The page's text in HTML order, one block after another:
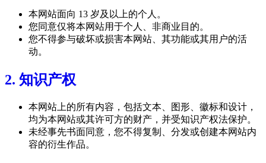
本网站面向 13 岁及以上的个人。
您同意仅将本网站用于个人、非商业目的。
您不得参与破坏或损害本网站、其功能或其用户的活
动。
2. 知识产权
本网站上的所有内容，包括文本、图形、徽标和设计，
均为本网站或其许可方的财产，并受知识产权法保护。
未经事先书面同意，您不得复制、分发或创建本网站内
容的衍生作品。